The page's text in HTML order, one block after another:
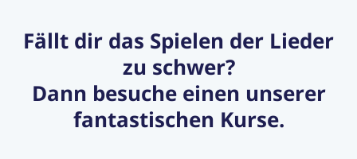
Fällt dir das Spielen der Lieder
zu schwer?
Dann besuche einen unserer
fantastischen Kurse.